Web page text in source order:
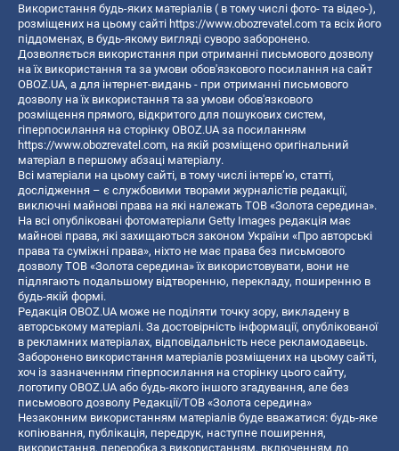
Використання будь-яких матеріалів ( в тому числі фото- та відео-),
розміщених на цьому сайті https://www.obozrevatel.com та всіх його
піддоменах, в будь-якому вигляді суворо заборонено.
Дозволяється використання при отриманні письмового дозволу
на їх використання та за умови обов'язкового посилання на сайт
OBOZ.UA, а для інтернет-видань - при отриманні письмового
дозволу на їх використання та за умови обов'язкового
розміщення прямого, відкритого для пошукових систем,
гіперпосилання на сторінку OBOZ.UA за посиланням
https://www.obozrevatel.com, на якій розміщено оригінальний
матеріал в першому абзаці матеріалу.
Всі матеріали на цьому сайті, в тому числі інтерв’ю, статті,
дослідження – є службовими творами журналістів редакції,
виключні майнові права на які належать ТОВ «Золота середина».
На всі опубліковані фотоматеріали Getty Images редакція має
майнові права, які захищаються законом України «Про авторські
права та суміжні права», ніхто не має права без письмового
дозволу ТОВ «Золота середина» їх використовувати, вони не
підлягають подальшому відтворенню, перекладу, поширенню в
будь-якій формі.
Редакція OBOZ.UA може не поділяти точку зору, викладену в
авторському матеріалі. За достовірність інформації, опублікованої
в рекламних матеріалах, відповідальність несе рекламодавець.
Заборонено використання матеріалів розміщених на цьому сайті,
хоч із зазначенням гіперпосилання на сторінку цього сайту,
логотипу OBOZ.UA або будь-якого іншого згадування, але без
письмового дозволу Редакції/ТОВ «Золота середина»
Незаконним використанням матеріалів буде вважатися: будь-яке
копiювання, публiкацiя, передрук, наступне поширення,
використання, переробка з використанням, включенням до